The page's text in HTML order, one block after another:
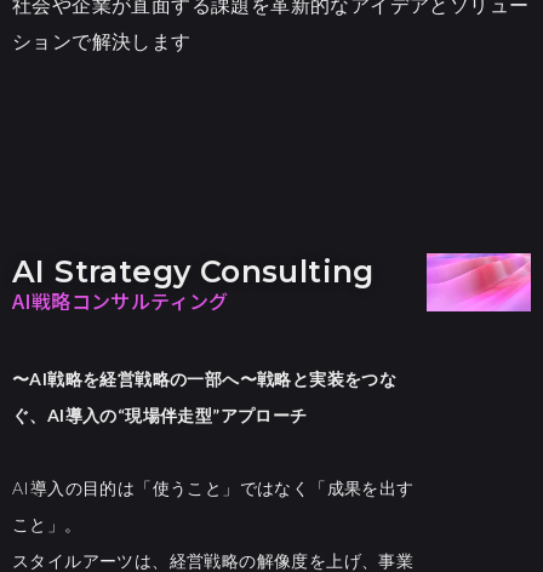
ションで解決します
AI Strategy Consulting
AI戦略コンサルティング
〜AI戦略を経営戦略の一部へ〜戦略と実装をつな
ぐ、AI導入の“現場伴走型”アプローチ
AI導入の目的は「使うこと」ではなく「成果を出す
こと」。
スタイルアーツは、経営戦略の解像度を上げ、事業